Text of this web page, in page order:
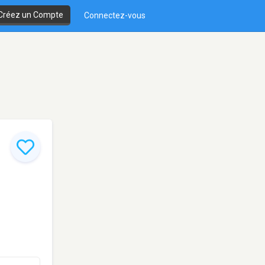
un Compte Connectez-vous